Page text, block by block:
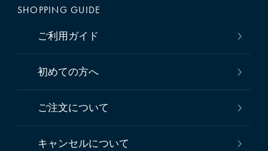
SHOPPING GUIDE
ご利用ガイド
初めての方へ
ご注文について
キャンセルについて